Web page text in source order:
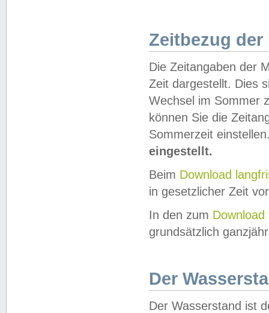
Zeitbezug der
Die Zeitangaben der
Zeit dargestellt. Dies
Wechsel im Sommer
können Sie die
Sommerzeit
eingestellt.
Beim Download
in gesetzlicher Zeit
In den zum Download
grundsätzlich
Der
Der Wasserstand ist